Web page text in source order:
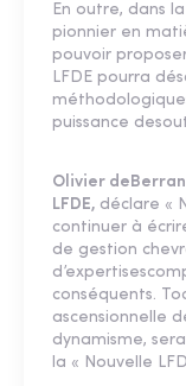
En outre, dans
pionnier en
pouvoir
LFDE pourra
puissance
Olivier
LFDE, déclare «
continuer à
de gestion
conséquents.
ascensionnelle
dynamisme,
la «